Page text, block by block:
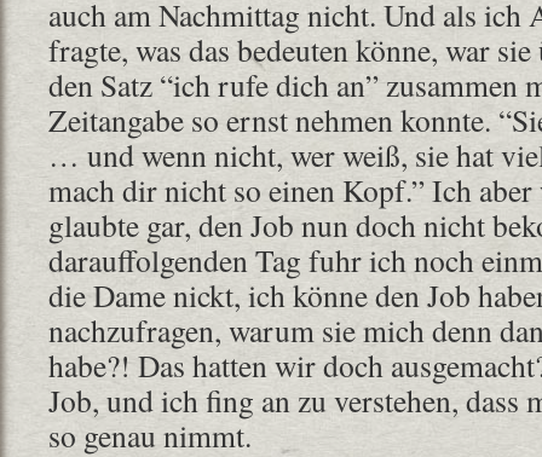
auch am Nachmittag nicht. Und als ich
fragte, was das bedeuten könne, war
den Satz “ich rufe dich an” zusammen
Zeitangabe so ernst nehmen konnte.
… und wenn nicht, wer weiß, sie hat
mach dir nicht so einen Kopf.” Ich
glaubte gar, den Job nun doch nicht
darauffolgenden Tag fuhr ich noch
die Dame nickt, ich könne den Job
nachzufragen, warum sie mich denn
habe?! Das hatten wir doch
Job, und ich fing an zu verstehen, dass
so genau nimmt.